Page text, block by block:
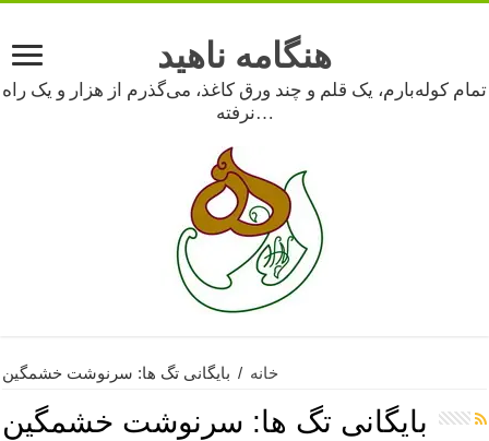
هنگامه ناهید
تمام کوله‌بارم، یک قلم و چند ورق کاغذ، می‌گذرم از هزار و یک راه
نرفته…
خانه / بایگانی تگ ها: سرنوشت خشمگین
بایگانی تگ ها: سرنوشت خشمگین